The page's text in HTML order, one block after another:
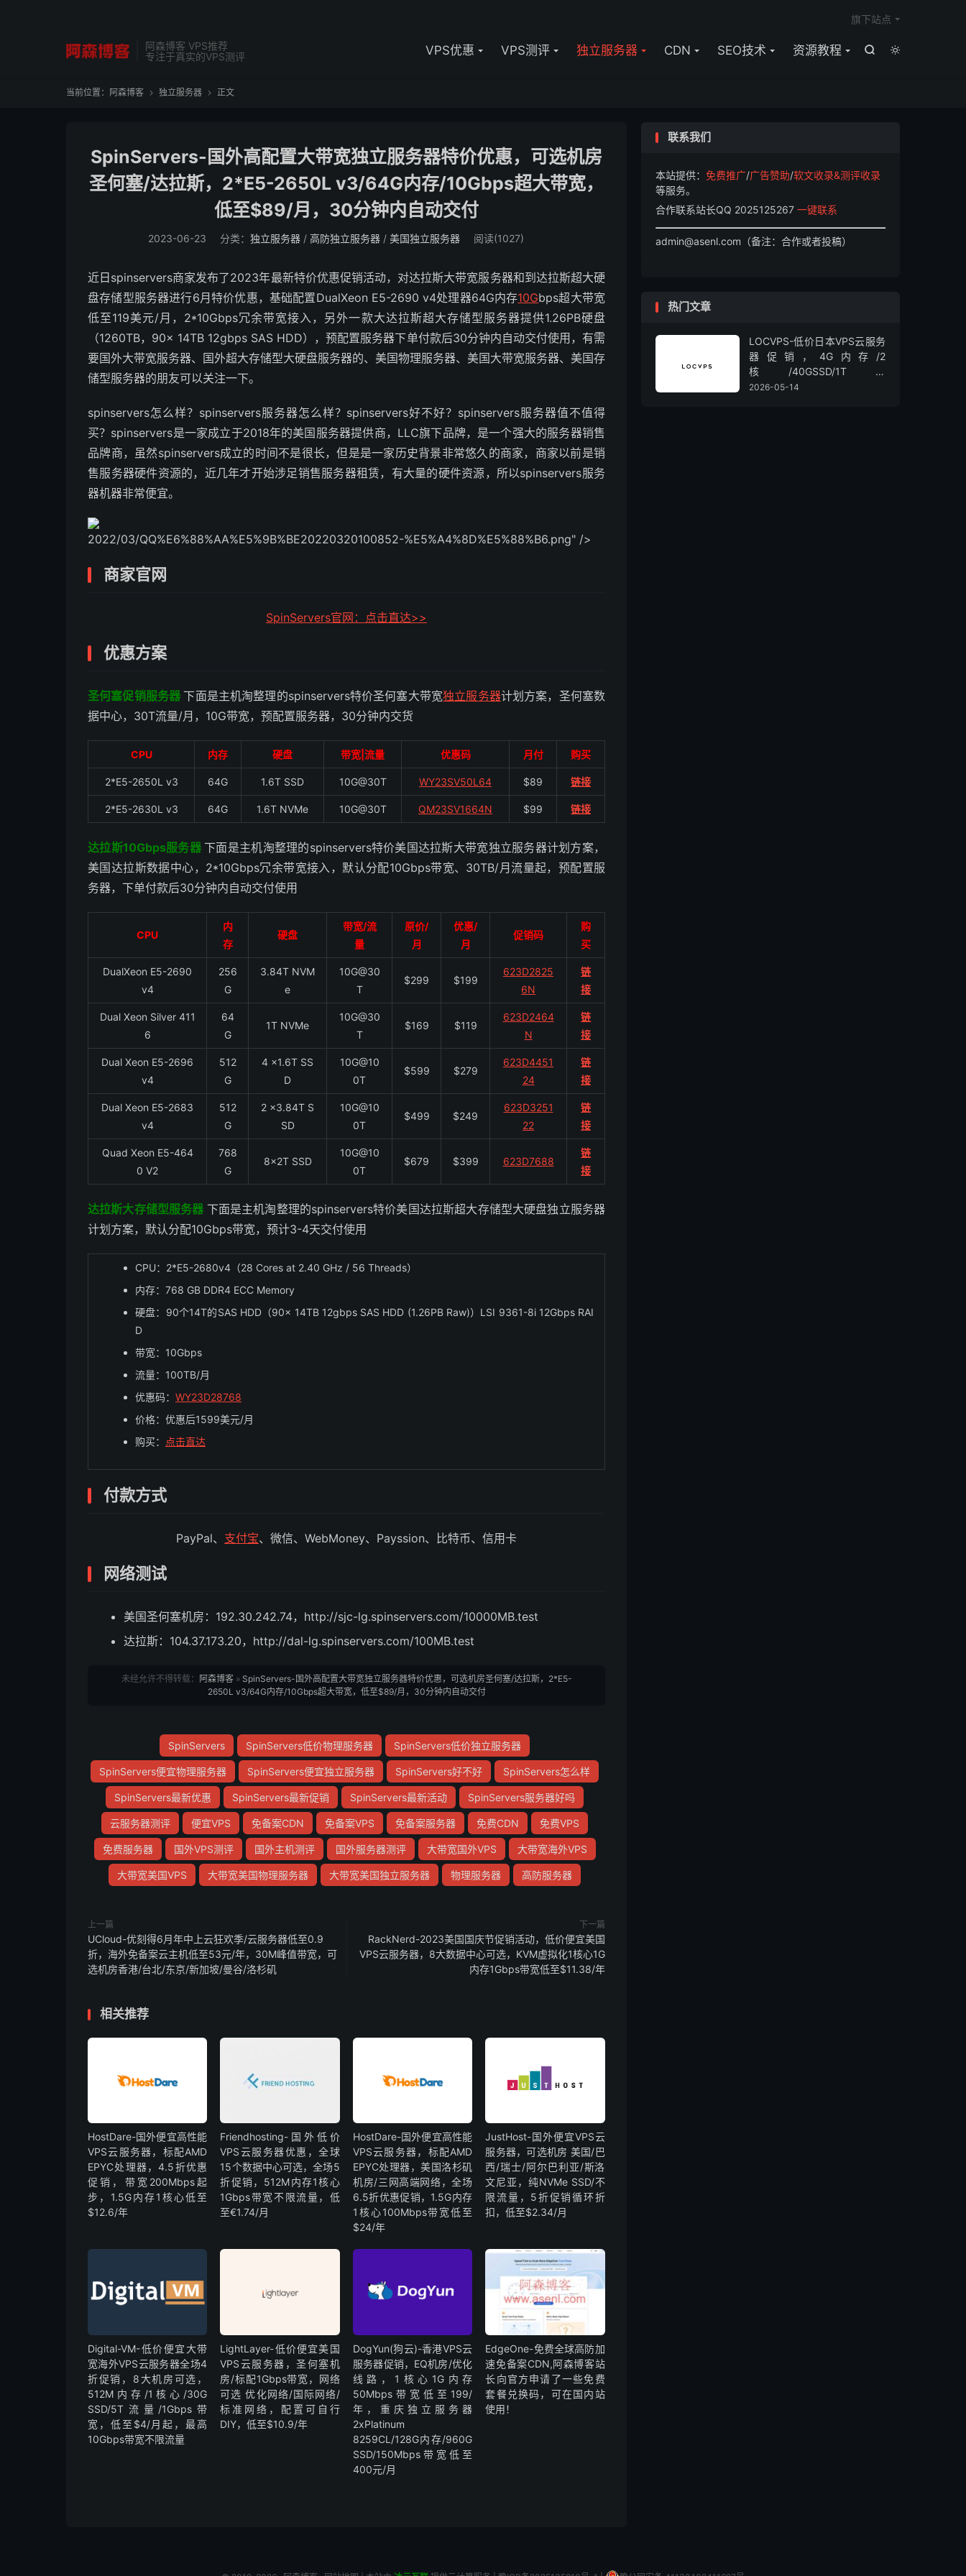
阿森博客 VPS推荐
专注于真实的VPS测评


VPS优惠 VPS测评 独立服务器 CDN SEO技术 资源教程
旗下站点
当前位置： 阿森博客  独立服务器  正文
SpinServers-国外高配置大带宽独立服务器特价优惠，可选机房
圣何塞/达拉斯，2*E5-2650L v3/64G内存/10Gbps超大带宽，
低至$89/月，30分钟内自动交付
2023-06-23 分类： 独立服务器/ 高防独立服务器/ 美国独立服务器 阅读(1027)
近日spinservers商家发布了2023年最新特价优惠促销活动，对达拉斯大带宽服务器和到达拉斯超大硬
盘存储型服务器进行6月特价优惠，基础配置DualXeon E5-2690 v4处理器64G内存10Gbps超大带宽
低至119美元/月，2*10Gbps冗余带宽接入，另外一款大达拉斯超大存储型服务器提供1.26PB硬盘
（1260TB，90x 14TB 12gbps SAS HDD），预配置服务器下单付款后30分钟内自动交付使用，有需
要国外大带宽服务器、国外超大存储型大硬盘服务器的、美国物理服务器、美国大带宽服务器、美国存
储型服务器的朋友可以关注一下。
spinservers怎么样？spinservers服务器怎么样？spinservers好不好？spinservers服务器值不值得
买？spinservers是一家成立于2018年的美国服务器提供商，LLC旗下品牌，是一个强大的服务器销售
品牌商，虽然spinservers成立的时间不是很长，但是是一家历史背景非常悠久的商家，商家以前是销
售服务器硬件资源的，近几年才开始涉足销售服务器租赁，有大量的硬件资源，所以spinservers服务
器机器非常便宜。
2022/03/QQ%E6%88%AA%E5%9B%BE20220320100852-%E5%A4%8D%E5%88%B6.png" />
商家官网
SpinServers官网：点击直达>>
优惠方案
圣何塞促销服务器 下面是主机淘整理的spinservers特价圣何塞大带宽独立服务器计划方案，圣何塞数
据中心，30T流量/月，10G带宽，预配置服务器，30分钟内交货
CPU 内存 硬盘 带宽|流量 优惠码 月付 购买
2*E5-2650L v3 64G 1.6T SSD 10G@30T WY23SV50L64 $89 链接
2*E5-2630L v3 64G 1.6T NVMe 10G@30T QM23SV1664N $99 链接
达拉斯10Gbps服务器 下面是主机淘整理的spinservers特价美国达拉斯大带宽独立服务器计划方案，
美国达拉斯数据中心，2*10Gbps冗余带宽接入，默认分配10Gbps带宽、30TB/月流量起，预配置服
务器，下单付款后30分钟内自动交付使用
CPU
内
存
硬盘
带宽/流
量
原价/
月
优惠/
月
促销码
购
买
DualXeon E5-2690
v4
256
G
3.84T NVM
e
10G@30
T
$299 $199
623D2825
6N
链
接
Dual Xeon Silver 411
6
64
G
1T NVMe
10G@30
T
$169 $119
623D2464
N
链
接
Dual Xeon E5-2696
v4
512
G
4 x1.6T SS
D
10G@10
0T
$599 $279
623D4451
24
链
接
Dual Xeon E5-2683
v4
512
G
2 x3.84T S
SD
10G@10
0T
$499 $249
623D3251
22
链
接
Quad Xeon E5-464
0 V2
768
G
8x2T SSD
10G@10
0T
$679 $399 623D7688
链
接
达拉斯大存储型服务器 下面是主机淘整理的spinservers特价美国达拉斯超大存储型大硬盘独立服务器
计划方案，默认分配10Gbps带宽，预计3-4天交付使用
CPU：2*E5-2680v4（28 Cores at 2.40 GHz / 56 Threads）
内存：768 GB DDR4 ECC Memory
硬盘：90个14T的SAS HDD（90x 14TB 12gbps SAS HDD (1.26PB Raw)）LSI 9361-8i 12Gbps RAI
D
带宽：10Gbps
流量：100TB/月
优惠码： WY23D28768
价格：优惠后1599美元/月
购买：
点击直达
付款方式
PayPal、 支付宝、微信、WebMoney、Payssion、比特币、信用卡
网络测试
美国圣何塞机房：192.30.242.74，http://sjc-lg.spinservers.com/10000MB.test
达拉斯：104.37.173.20，http://dal-lg.spinservers.com/100MB.test
未经允许不得转载： 阿森博客» SpinServers-国外高配置大带宽独立服务器特价优惠，可选机房圣何塞/达拉斯，2*E5-
2650L v3/64G内存/10Gbps超大带宽，低至$89/月，30分钟内自动交付
SpinServers SpinServers低价物理服务器 SpinServers低价独立服务器
SpinServers便宜物理服务器 SpinServers便宜独立服务器 SpinServers好不好 SpinServers怎么样
SpinServers最新优惠 SpinServers最新促销 SpinServers最新活动 SpinServers服务器好吗
云服务器测评 便宜VPS 免备案CDN 免备案VPS 免备案服务器 免费CDN 免费VPS
免费服务器 国外VPS测评 国外主机测评 国外服务器测评 大带宽国外VPS 大带宽海外VPS
大带宽美国VPS 大带宽美国物理服务器 大带宽美国独立服务器 物理服务器 高防服务器
上一篇
UCloud-优刻得6月年中上云狂欢季/云服务器低至0.9
折，海外免备案云主机低至53元/年，30M峰值带宽，可
选机房香港/台北/东京/新加坡/曼谷/洛杉矶
下一篇
RackNerd-2023美国国庆节促销活动，低价便宜美国
VPS云服务器，8大数据中心可选，KVM虚拟化1核心1G
内存1Gbps带宽低至$11.38/年
相关推荐
HostDare-国外便宜高性能
VPS云服务器，标配AMD
EPYC处理器，4.5折优惠
促销，带宽200Mbps起
步，1.5G内存1核心低至
$12.6/年
Friendhosting-国外低价
VPS云服务器优惠，全球
15个数据中心可选，全场5
折促销，512M内存1核心
1Gbps带宽不限流量，低
至€1.74/月
HostDare-国外便宜高性能
VPS云服务器，标配AMD
EPYC处理器，美国洛杉矶
机房/三网高端网络，全场
6.5折优惠促销，1.5G内存
1核心100Mbps带宽低至
$24/年
JustHost-国外便宜VPS云
服务器，可选机房 美国/巴
西/瑞士/阿尔巴利亚/斯洛
文尼亚，纯NVMe SSD/不
限流量，5折促销循环折
扣，低至$2.34/月
Digital-VM-低价便宜大带
宽海外VPS云服务器全场4
折促销，8大机房可选，
512M内存/1核心/30G
SSD/5T流量/1Gbps带
宽，低至$4/月起，最高
10Gbps带宽不限流量
LightLayer-低价便宜美国
VPS云服务器，圣何塞机
房/标配1Gbps带宽，网络
可选 优化网络/国际网络/
标准网络，配置可自行
DIY，低至$10.9/年
DogYun(狗云)-香港VPS云
服务器促销，EQ机房/优化
线路，1核心1G内存
50Mbps带宽低至199/
年，重庆独立服务器
2xPlatinum
8259CL/128G内存/960G
SSD/150Mbps带宽低至
400元/月
EdgeOne-免费全球高防加
速免备案CDN,阿森博客站
长向官方申请了一些免费
套餐兑换码，可在国内站
使用！
联系我们
本站提供： 免费推广/广告赞助/软文收录&测评收录
等服务。
合作联系站长QQ 2025125267 一键联系
admin@asenl.com（备注：合作或者投稿）
热门文章
LOCVPS-低价日本VPS云服务
器促销，4G内存/2
核/40GSSD/1T流
量/450Mbps带宽，低至36元/
2026-05-14